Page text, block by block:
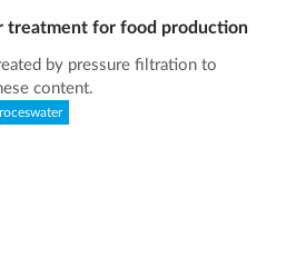
treatment for food production
by pressure filtration to
content.